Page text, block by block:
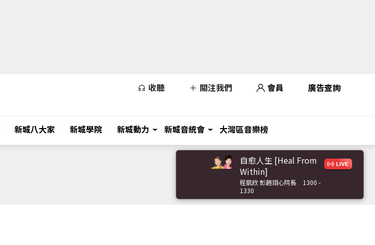
收聽 關注我們 會員 廣告查詢
新城八大家 新城學院 新城動力 新城音統會 大灣區音樂榜
自愈人生 [Heal From
Within]
程凱欣 彭趙翊心院長
1300 -
1330